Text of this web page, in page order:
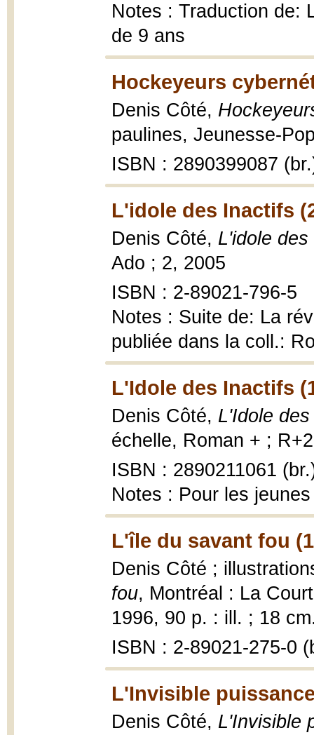
Notes : Traduction de:
de 9 ans
Hockeyeurs
Denis Côté,
paulines, Jeunesse-
ISBN : 2890399087
L'idole des Inactifs
Denis Côté, L'idole
Ado ; 2, 2005
ISBN : 2-89021-796-5
Notes : Suite de: La
publiée dans la coll.:
L'Idole des Inactifs
Denis Côté, L'Idole
échelle, Roman + ;
ISBN : 2890211061
Notes : Pour les
L'île du savant fou
Denis Côté ;
fou, Montréal : La
1996, 90 p. : ill. ; 18
ISBN : 2-89021-275-0
L'Invisible
Denis Côté, L'Invisible